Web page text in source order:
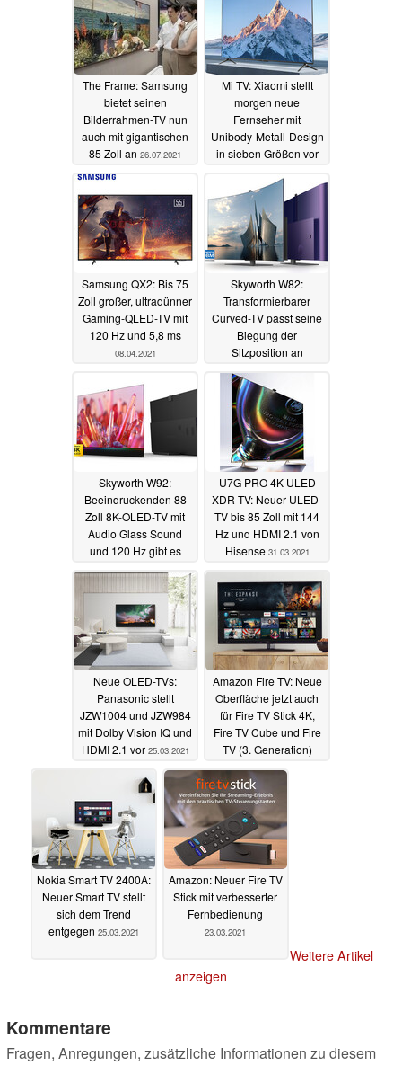
The Frame: Samsung
bietet seinen
Bilderrahmen-TV nun
auch mit gigantischen
85 Zoll an 26.07.2021
Mi TV: Xiaomi stellt
morgen neue
Fernseher mit
Unibody-Metall-Design
in sieben Größen vor
Samsung QX2: Bis 75
Zoll großer, ultradünner
Gaming-QLED-TV mit
120 Hz und 5,8 ms
08.04.2021
Skyworth W82:
Transformierbarer
Curved-TV passt seine
Biegung der
Sitzposition an
03.04.2021
Skyworth W92:
Beeindruckenden 88
Zoll 8K-OLED-TV mit
Audio Glass Sound
und 120 Hz gibt es
hierzulande leider
nicht
02.04.2021
U7G PRO 4K ULED
XDR TV: Neuer ULED-
TV bis 85 Zoll mit 144
Hz und HDMI 2.1 von
Hisense 31.03.2021
Neue OLED-TVs:
Panasonic stellt
JZW1004 und JZW984
mit Dolby Vision IQ und
HDMI 2.1 vor 25.03.2021
Amazon Fire TV: Neue
Oberfläche jetzt auch
für Fire TV Stick 4K,
Fire TV Cube und Fire
TV (3. Generation)
25.03.2021
Nokia Smart TV 2400A:
Neuer Smart TV stellt
sich dem Trend
entgegen 25.03.2021
Amazon: Neuer Fire TV
Stick mit verbesserter
Fernbedienung
23.03.2021
Weitere Artikel
anzeigen
Kommentare
Fragen, Anregungen, zusätzliche Informationen zu diesem